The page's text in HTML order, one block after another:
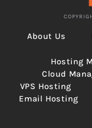
About Us
Hosting
Cloud
VPS Hosting
Email Hosting